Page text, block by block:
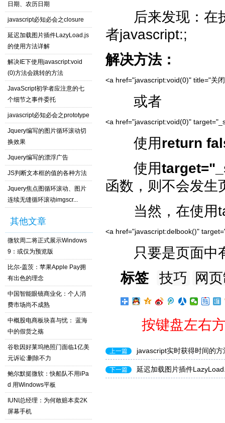
日期、农历日期​
javascript必知必会之closure
延迟加载图片插件LazyLoad.js
的使用方法详解
解决IE下使用javascript:void
(0)方法会跳转的方法
JavaScript初学者应注意的七
个细节之事件委托
javascript必知必会之prototype
Jquery编写的图片循环滚动切
换效果
Jquery编写的漂浮广告
JS判断文本框的值的各种方法
Jquery焦点图循环滚动、图片
连续无缝循环滚动imgscr...
其他文章
微软周二将正式展示Windows
9：或仅为预览版
比尔-盖茨：苹果Apple Pay拥
有出色的理念
中国智能眼镜商业化：个人消
费市场尚不成熟
中概股电商板块喜与忧： 蓝海
中的假货之殇
谷歌因好莱坞艳照门面临1亿美
元诉讼:删除不力
鲍尔默挺微软：快船队不用iPa
d 用Windows平板
IUNI总经理：为何敢赔本卖2K
屏幕手机
后来发现：在执
者javascript:;
解决方法：
<a href="javascript:void(0)" title="关
或者
<a href="javascript:void(0)"
使用return
使用
函数，则不会发生
当然，在使用
<a href="javascript:delbook()"
只要是页面中有
标签
技巧 网
按键盘左右
上一篇 javascript实时获得时间的方
下一篇 延迟加载图片插件